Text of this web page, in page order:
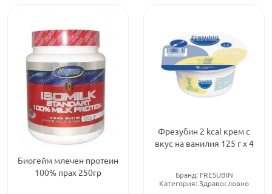
Биогейм млечен протеин
100% прах 250гр
Фрезубин 2 kcal крем с
вкус на ванилия 125 г х 4
Бранд: FRESUBIN
Категория: Здравословно